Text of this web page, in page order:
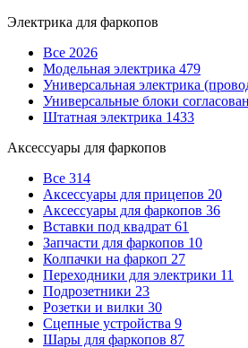
Электрика для фаркопов
Все 2026
Модельная электрика 479
Универсальная электрика
Универсальные блоки
Штатная электрика 1433
Аксессуары для фаркопов
Все 314
Аксессуары для прицепов 20
Аксессуары для фаркопов 36
Вставки под квадрат 61
Запчасти для фаркопов 10
Колпачки на фаркоп 27
Переходники для электрики 11
Подрозетники 23
Розетки и вилки 30
Сцепные устройства 9
Шары для фаркопов 87